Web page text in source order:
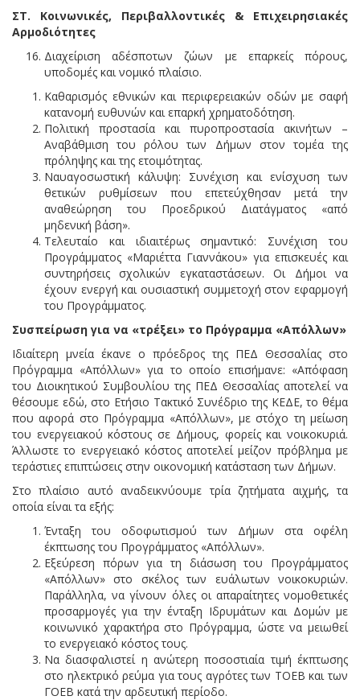
ΣΤ. Κοινωνικές, Περιβαλλοντικές & Επιχειρησιακές
Αρμοδιότητες
Διαχείριση αδέσποτων ζώων με επαρκείς πόρους,
υποδομές και νομικό πλαίσιο.
Καθαρισμός εθνικών και περιφερειακών οδών με σαφή
κατανομή ευθυνών και επαρκή χρηματοδότηση.
Πολιτική προστασία και πυροπροστασία ακινήτων –
Αναβάθμιση του ρόλου των Δήμων στον τομέα της
πρόληψης και της ετοιμότητας.
Ναυαγοσωστική κάλυψη: Συνέχιση και ενίσχυση των
θετικών ρυθμίσεων που επετεύχθησαν μετά την
αναθεώρηση του Προεδρικού Διατάγματος «από
μηδενική βάση».
Τελευταίο και ιδιαιτέρως σημαντικό: Συνέχιση του
Προγράμματος «Μαριέττα Γιαννάκου» για επισκευές και
συντηρήσεις σχολικών εγκαταστάσεων. Οι Δήμοι να
έχουν ενεργή και ουσιαστική συμμετοχή στον εφαρμογή
του Προγράμματος.
Συσπείρωση για να «τρέξει» το Πρόγραμμα «Απόλλων»
Ιδιαίτερη μνεία έκανε ο πρόεδρος της ΠΕΔ Θεσσαλίας στο
Πρόγραμμα «Απόλλων» για το οποίο επισήμανε: «Απόφαση
του Διοικητικού Συμβουλίου της ΠΕΔ Θεσσαλίας αποτελεί να
θέσουμε εδώ, στο Ετήσιο Τακτικό Συνέδριο της ΚΕΔΕ, το θέμα
που αφορά στο Πρόγραμμα «Απόλλων», με στόχο τη μείωση
του ενεργειακού κόστους σε Δήμους, φορείς και νοικοκυριά.
Άλλωστε το ενεργειακό κόστος αποτελεί μείζον πρόβλημα με
τεράστιες επιπτώσεις στην οικονομική κατάσταση των Δήμων.
Στο πλαίσιο αυτό αναδεικνύουμε τρία ζητήματα αιχμής, τα
οποία είναι τα εξής:
Ένταξη του οδοφωτισμού των Δήμων στα οφέλη
έκπτωσης του Προγράμματος «Απόλλων».
Εξεύρεση πόρων για τη διάσωση του Προγράμματος
«Απόλλων» στο σκέλος των ευάλωτων νοικοκυριών.
Παράλληλα, να γίνουν όλες οι απαραίτητες νομοθετικές
προσαρμογές για την ένταξη Ιδρυμάτων και Δομών με
κοινωνικό χαρακτήρα στο Πρόγραμμα, ώστε να μειωθεί
το ενεργειακό κόστος τους.
Να διασφαλιστεί η ανώτερη ποσοστιαία τιμή έκπτωσης
στο ηλεκτρικό ρεύμα για τους αγρότες των ΤΟΕΒ και των
ΓΟΕΒ κατά την αρδευτική περίοδο.